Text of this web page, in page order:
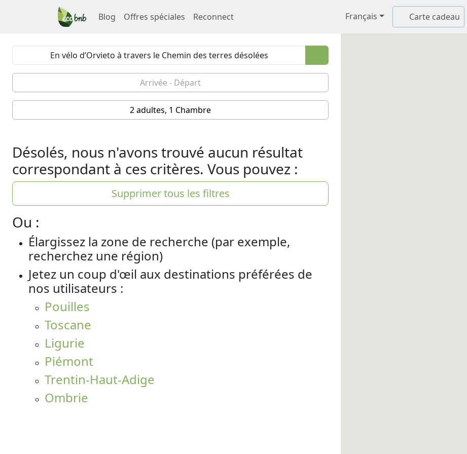
Blog Offres spéciales Reconnect Français Carte cadeau
2 adultes, 1 Chambre
Désolés, nous n'avons trouvé aucun résultat
correspondant à ces critères. Vous pouvez :
Supprimer tous les filtres
Ou :
Élargissez la zone de recherche (par exemple,
recherchez une région)
Jetez un coup d'œil aux destinations préférées de
nos utilisateurs :
Pouilles
Toscane
Ligurie
Piémont
Trentin-Haut-Adige
Ombrie